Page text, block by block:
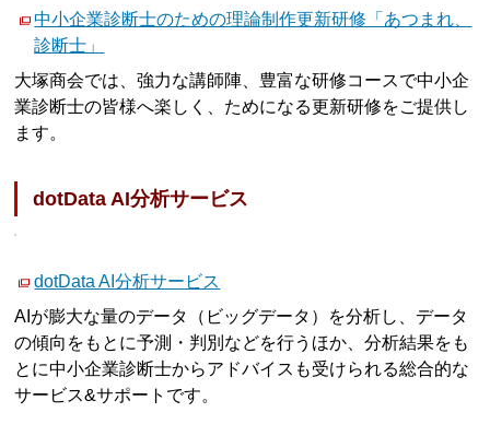
中小企業診断士のための理論制作更新研修「あつまれ、
診断士」
大塚商会では、強力な講師陣、豊富な研修コースで中小企
業診断士の皆様へ楽しく、ためになる更新研修をご提供し
ます。
dotData AI分析サービス
dotData AI分析サービス
AIが膨大な量のデータ（ビッグデータ）を分析し、データ
の傾向をもとに予測・判別などを行うほか、分析結果をも
とに中小企業診断士からアドバイスも受けられる総合的な
サービス&サポートです。